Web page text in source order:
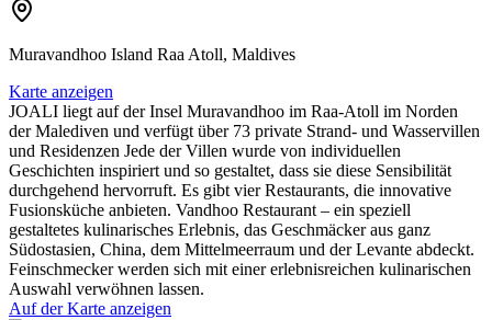
Muravandhoo Island Raa Atoll, Maldives
Karte anzeigen
JOALI liegt auf der Insel Muravandhoo im Raa-Atoll im Norden
der Malediven und verfügt über 73 private Strand- und Wasservillen
und Residenzen Jede der Villen wurde von individuellen
Geschichten inspiriert und so gestaltet, dass sie diese Sensibilität
durchgehend hervorruft. Es gibt vier Restaurants, die innovative
Fusionsküche anbieten. Vandhoo Restaurant – ein speziell
gestaltetes kulinarisches Erlebnis, das Geschmäcker aus ganz
Südostasien, China, dem Mittelmeerraum und der Levante abdeckt.
Feinschmecker werden sich mit einer erlebnisreichen kulinarischen
Auswahl verwöhnen lassen.
Auf der Karte anzeigen